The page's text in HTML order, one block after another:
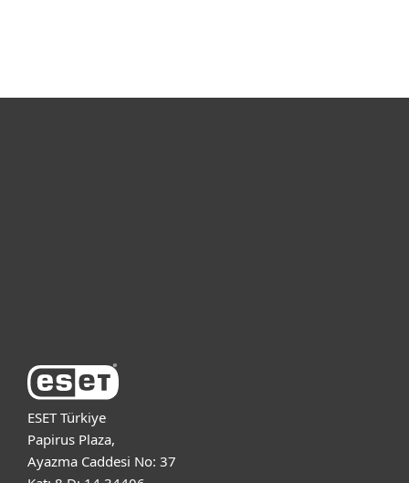
ESET Türkiye
Papirus Plaza,
Ayazma Caddesi No: 37